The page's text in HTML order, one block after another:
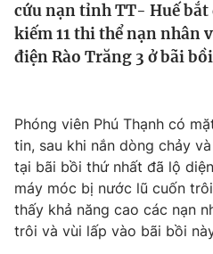
Tin tức
Thế giới đó đây
Kinh tế
Góc doanh nghiệp
Truyền hình
Phim VTV
Hậu trường
Giải trí
Điện ảnh
Đời sống
cứu nạn tỉnh TT- Huế
kiếm 11 thi thể nạn nhân
điện Rào Trăng 3 ở bãi
Phóng viên Phú Thạnh có
tin, sau khi nắn dòng chảy
tại bãi bồi thứ nhất đã lộ
máy móc bị nước lũ cuốn
thấy khả năng cao các nạn
trôi và vùi lấp vào bãi bồi